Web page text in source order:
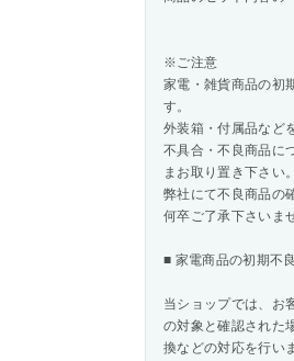
※ご注意
家電・雑貨商品の初
す。
外装箱・付属品など
不具合・不良商品に
まお取り置き下さい。
弊社にて不良商品の
何卒ご了承下さいませ
■ 家電商品の初期不
当ショップでは、お
の対象と確認された
換などの対応を行い